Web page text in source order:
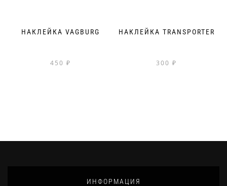
НАКЛЕЙКА VAGBURG
450 ₽
НАКЛЕЙКА TRANSPORTER
300 ₽
ИНФОРМАЦИЯ